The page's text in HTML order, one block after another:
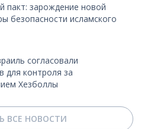
пакт: зарождение новой
безопасности исламского
согласовали
для контроля за
Хезболлы
ВСЕ НОВОСТИ